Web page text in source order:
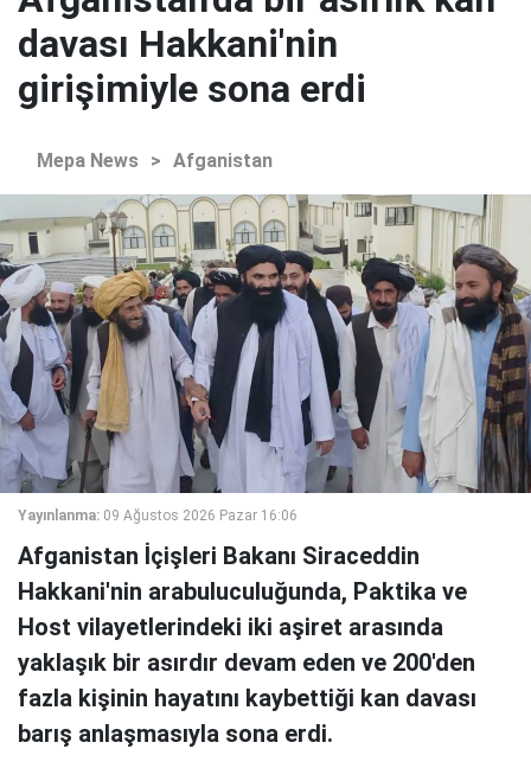
davası Hakkani'nin
girişimiyle sona erdi
Mepa News > Afganistan
Yayınlanma: 09 Ağustos 2026 Pazar 16:06
Afganistan İçişleri Bakanı Siraceddin
Hakkani'nin arabuluculuğunda, Paktika ve
Host vilayetlerindeki iki aşiret arasında
yaklaşık bir asırdır devam eden ve 200'den
fazla kişinin hayatını kaybettiği kan davası
barış anlaşmasıyla sona erdi.